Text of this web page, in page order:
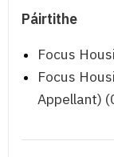
Páirtithe
Focus
Focus
Appellant)